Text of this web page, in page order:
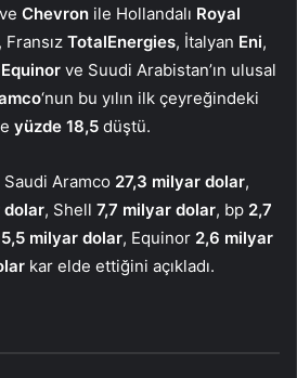
ve Chevron ile Hollandalı Royal
, Fransız TotalEnergies, İtalyan Eni,
Equinor ve Suudi Arabistan’ın ulusal
‘nun bu yılın ilk çeyreğindeki
yüzde 18,5 düştü.
Aramco 27,3 milyar dolar,
dolar, Shell 7,7 milyar dolar, bp 2,7
5,5 milyar dolar, Equinor 2,6 milyar
kar elde ettiğini açıkladı.